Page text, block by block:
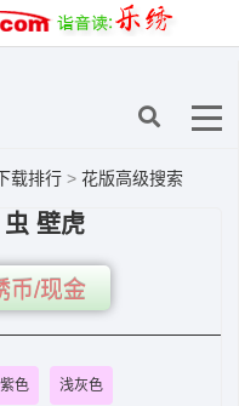
载排行 > 花版高级搜索
壁虎
币/现金
紫色 浅灰色